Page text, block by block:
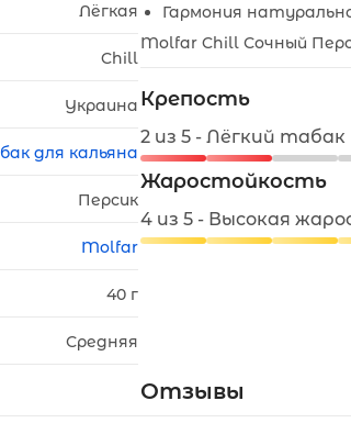
Лёгкая
Chill
Украина
для кальяна
Персик
Molfar
40 г
Средняя
Гармония
Molfar Chill Сочный
Крепость
2 из 5 - Лёгкий табак
Жаростойкость
4 из 5 - Высокая
Отзывы